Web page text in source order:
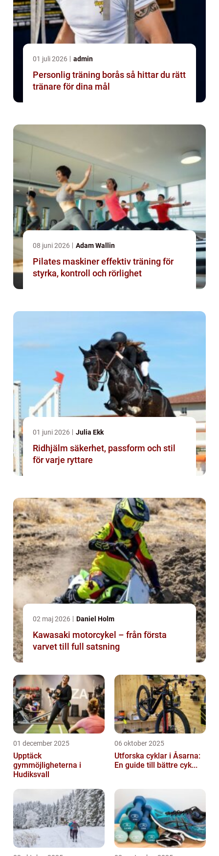
01 juli 2026 admin
Personlig träning borås så hittar du rätt
tränare för dina mål
08 juni 2026 Adam Wallin
Pilates maskiner effektiv träning för
styrka, kontroll och rörlighet
01 juni 2026 Julia Ekk
Ridhjälm säkerhet, passform och stil
för varje ryttare
02 maj 2026 Daniel Holm
Kawasaki motorcykel – från första
varvet till full satsning
01 december 2025
Upptäck
gymmöjligheterna i
Hudiksvall
06 oktober 2025
Utforska cyklar i Åsarna:
En guide till bättre cyk...